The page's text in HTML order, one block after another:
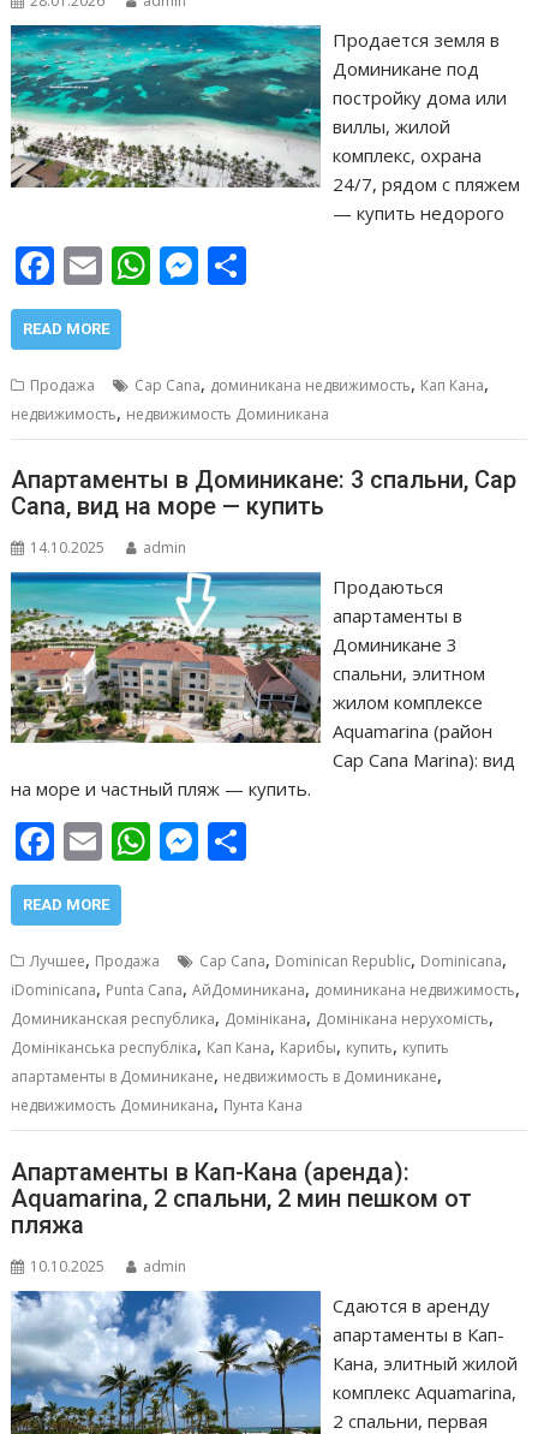
Продается земля в
Доминикане под
постройку дома или
виллы, жилой
комплекс, охрана
24/7, рядом с пляжем
— купить недорого
F
ac
e
b
o
o
k
E
m
ai
W
s
A
p
p
M
e
n
g
er
р
а
в
и
т
ь
READ MORE
Продажа Cap Cana, доминикана недвижимость, Кап Кана,
недвижимость, недвижимость Доминикана
Апартаменты в Доминикане: 3 спальни, Cap
Cana, вид на море — купить
14.10.2025 admin
Продаються
апартаменты в
Доминикане 3
спальни, элитном
жилом комплексе
Aquamarina (район
Cap Cana Marina): вид
на море и частный пляж — купить.
F
ac
e
b
o
o
k
E
m
ai
l
W
s
A
p
p
M
e
n
g
er
р
а
в
и
т
ь
READ MORE
Лучшее, Продажа Cap Cana, Dominican Republic, Dominicana,
iDominicana, Punta Cana,АйДоминикана, доминикана недвижимость,
Доминиканская республика, Домінікана, Домінікана нерухомість,
Домініканська республіка, Кап Кана, Карибы, купить, купить
апартаменты в Доминикане, недвижимость в Доминикане,
недвижимость Доминикана, Пунта Кана
Апартаменты в Кап-Кана (аренда):
Aquamarina, 2 спальни, 2 мин пешком от
пляжа
10.10.2025 admin
Сдаются в аренду
апартаменты в Кап-
Кана, элитный жилой
комплекс Aquamarina,
2 спальни, первая